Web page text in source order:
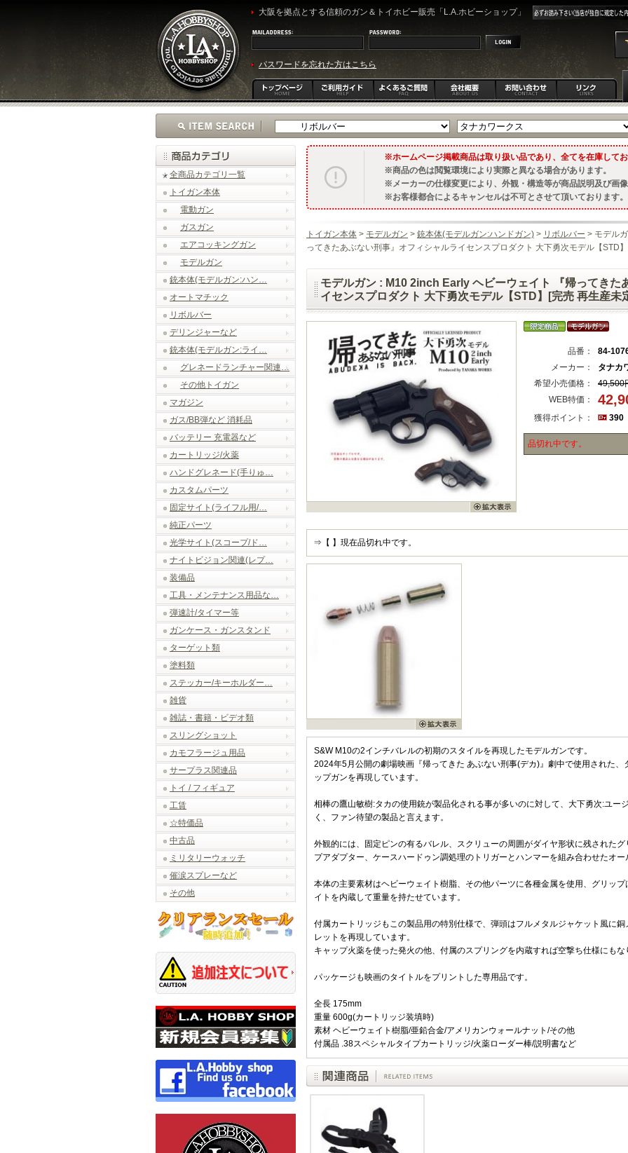
大阪を拠点とする信頼のガン＆トイホビー販売「L.A.ホビーショップ」
パスワードを忘れた方はこちら
全商品カテゴリ一覧
トイガン本体
電動ガン
ガスガン
エアコッキングガン
モデルガン
銃本体(モデルガン:ハン…
オートマチック
リボルバー
デリンジャーなど
銃本体(モデルガン:ライ…
グレネードランチャー関連…
その他トイガン
マガジン
ガス/BB弾など 消耗品
バッテリー 充電器など
カートリッジ/火薬
ハンドグレネード(手りゅ…
カスタムパーツ
固定サイト(ライフル用/…
純正パーツ
光学サイト(スコープ/ド…
ナイトビジョン関連(レプ…
装備品
工具・メンテナンス用品な…
弾速計/タイマー等
ガンケース・ガンスタンド
ターゲット類
塗料類
ステッカー/キーホルダー…
雑貨
雑誌・書籍・ビデオ類
スリングショット
カモフラージュ用品
サープラス関連品
トイ / フィギュア
工賃
☆特価品
中古品
ミリタリーウォッチ
催涙スプレーなど
その他
ホームページ掲載商品は取り扱い品であり、全てを在庫して
商品の色は閲覧環境により実際と異なる場合があります。
メーカーの仕様変更により、外観・構造等が商品説明及び画
お客様都合によるキャンセルは不可とさせて頂いております
トイガン本体 > モデルガン > 銃本体(モデルガン:ハンドガン) > リボルバー > モデル
ってきたあぶない刑事』オフィシャルライセンスプロダクト 大下勇次モデル【STD
モデルガン : M10 2inch Early ヘビーウェイト 『帰ってきた
イセンスプロダクト 大下勇次モデル【STD】[完売 再生産未
品番：
84-
メーカー：
タナカ
希望小売価格：
49,500
WEB特価：
獲得ポイント： 390
品切れ中です。
⇒【 】現在品切れ中です。
S&W M10の2インチバレルの初期のスタイルを再現したモデルガンです。
2024年5月公開の劇場映画『帰ってきた あぶない刑事(デカ)』劇中で使用された
ップガンを再現しています。
相棒の鷹山敏樹:タカの使用銃が製品化される事が多いのに対して、大下勇次:ユー
く、ファン待望の製品と言えます。
外観的には、固定ピンの有るバレル、スクリューの周囲がダイヤ形状に残された
プアダプター、ケースハードゥン調処理のトリガーとハンマーを組み合わせたオ
本体の主要素材はヘビーウェイト樹脂、その他パーツに各種金属を使用、グリッ
イトを内蔵して重量を持たせています。
付属カートリッジもこの製品用の特別仕様で、弾頭はフルメタルジャケット風に
レットを再現しています。
キャップ火薬を使った発火の他、付属のスプリングを内蔵すれば空撃ち仕様にもな
パッケージも映画のタイトルをプリントした専用品です。
全長 175mm
重量 600g(カートリッジ装填時)
素材 ヘビーウェイト樹脂/亜鉛合金/アメリカンウォールナット/その他
付属品 .38スペシャルタイプカートリッジ/火薬ローダー棒/説明書など